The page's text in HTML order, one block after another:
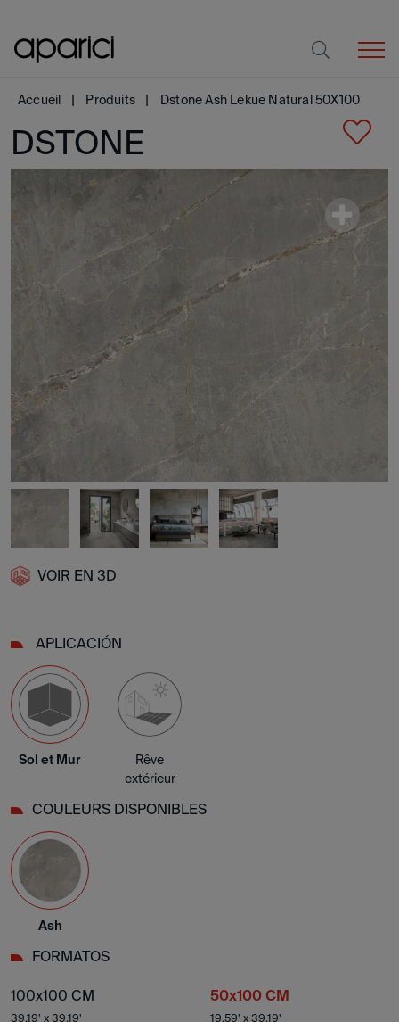
Accueil Produits Dstone Ash Lekue Natural 50X100
DSTONE
VOIR EN 3D
APLICACIÓN
Sol et Mur
Rêve
extérieur
COULEURS DISPONIBLES
Ash
FORMATOS
100x100 CM
39,19' x 39,19'
50x100 CM
19,59' x 39,19'